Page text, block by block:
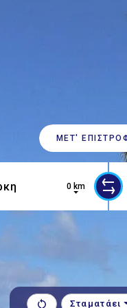
ΜΕΤ'
available, use up and
0 km
1
Σταματάει